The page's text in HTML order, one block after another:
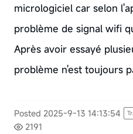
micrologiciel car selon
problème de signal wifi
Après avoir essayé
problème n'est toujours
Posted 2025-9-13 14:13:54
2191